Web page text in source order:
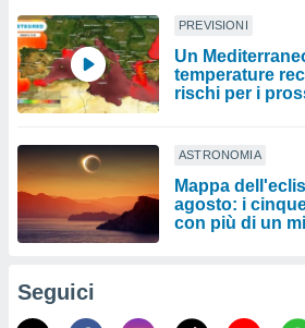
PREVISIONI
Un
temperature
rischi per i
ASTRONOMIA
Mappa
agosto: i
con più di un
Seguici